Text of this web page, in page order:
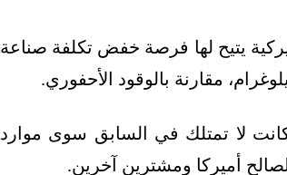
يتيح لها فرصة خفض تكلفة صناعة
كانت لا تمتلك في السابق سوى موارد
أميركا ومشترين آخرين.